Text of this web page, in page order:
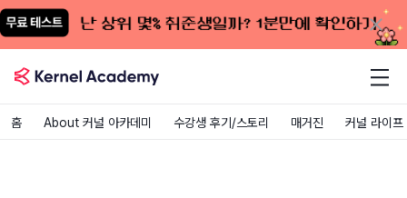
홈 About 커널 아카데미 수강생 후기/스토리 매거진 커널 라이프